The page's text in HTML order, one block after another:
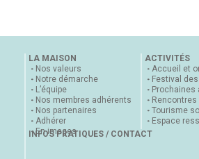
LA MAISON
Nos valeurs
Notre démarche
L’équipe
Nos membres adhérents
Nos partenaires
Adhérer
En images
ACTIVITÉS
Accueil et
Festival
Prochaines
Tourisme
Espace
INFOS PRATIQUES / CONTACT